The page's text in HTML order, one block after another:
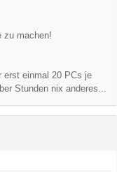
zu machen!
erst einmal 20 PCs je
Stunden nix anderes...